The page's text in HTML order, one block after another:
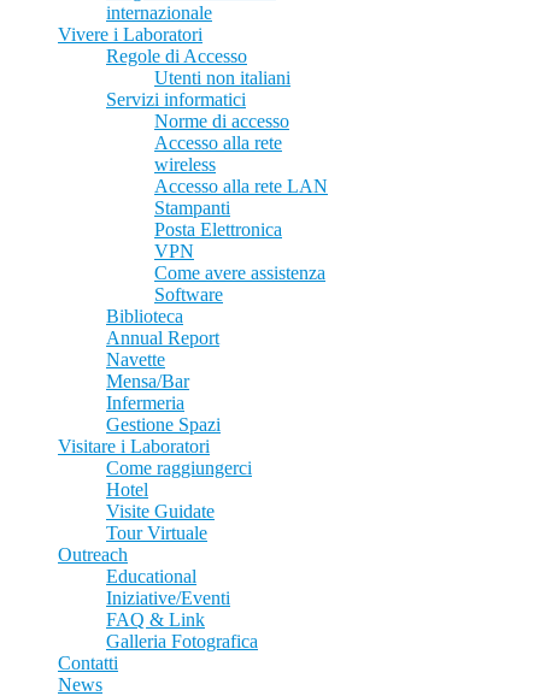
internazionale
Vivere i Laboratori
Regole di Accesso
Utenti non italiani
Servizi informatici
Norme di accesso
Accesso alla rete
wireless
Accesso alla rete LAN
Stampanti
Posta Elettronica
VPN
Come avere assistenza
Software
Biblioteca
Annual Report
Navette
Mensa/Bar
Infermeria
Gestione Spazi
Visitare i Laboratori
Come raggiungerci
Hotel
Visite Guidate
Tour Virtuale
Outreach
Educational
Iniziative/Eventi
FAQ & Link
Galleria Fotografica
Contatti
News